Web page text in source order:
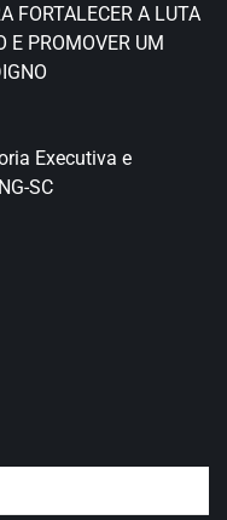
FORTALECER A LUTA
E PROMOVER UM
Executiva e
SC